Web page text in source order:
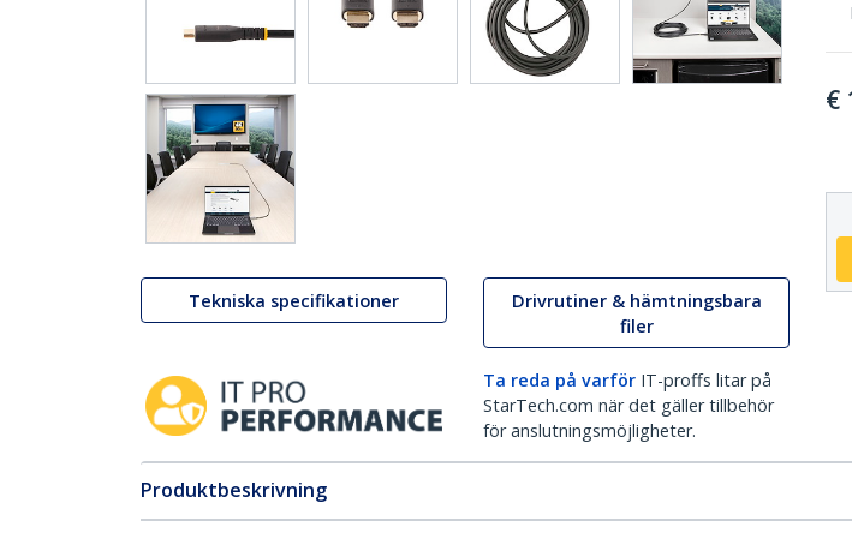
Tekniska specifikationer
Drivrutiner & hämtningsbara
filer
Ta reda på varför IT-proffs litar på
StarTech.com när det gäller tillbehör
för anslutningsmöjligheter.
€
Produktbeskrivning